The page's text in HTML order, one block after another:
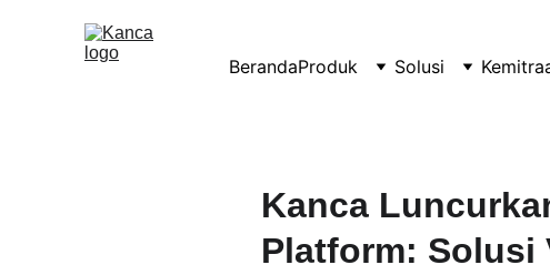
BerandaProduk Solusi
Kanca
Platform: Solusi